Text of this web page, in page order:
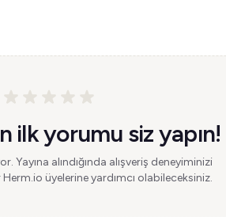
ilk yorumu siz yapın!
Yayına alındığında alışveriş deneyiminizi
üyelerine yardımcı olabileceksiniz.